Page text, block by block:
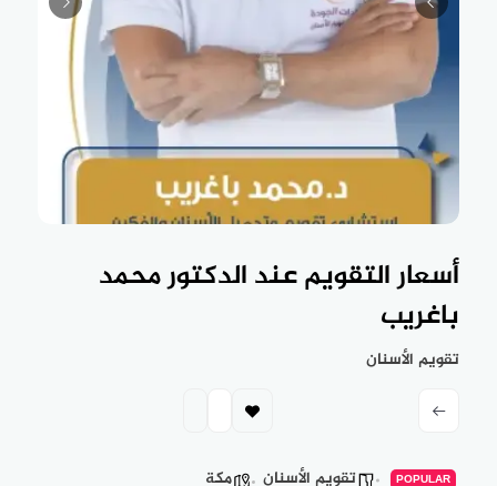
أسعار التقويم عند الدكتور محمد
باغريب
تقويم الأسنان
POPULAR تقويم الأسنان مكة